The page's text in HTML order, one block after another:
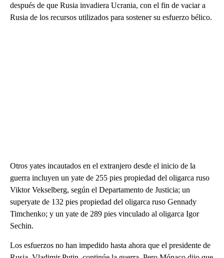
después de que Rusia invadiera Ucrania, con el fin de vaciar a
Rusia de los recursos utilizados para sostener su esfuerzo bélico.
Otros yates incautados en el extranjero desde el inicio de la
guerra incluyen un yate de 255 pies propiedad del oligarca ruso
Viktor Vekselberg, según el Departamento de Justicia; un
superyate de 132 pies propiedad del oligarca ruso Gennady
Timchenko; y un yate de 289 pies vinculado al oligarca Igor
Sechin.
Los esfuerzos no han impedido hasta ahora que el presidente de